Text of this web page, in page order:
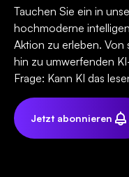
Tauchen Sie ein in
hochmoderne
Aktion zu erleben. Von
hin zu umwerfenden
Frage: Kann KI das
Jetzt abonnieren